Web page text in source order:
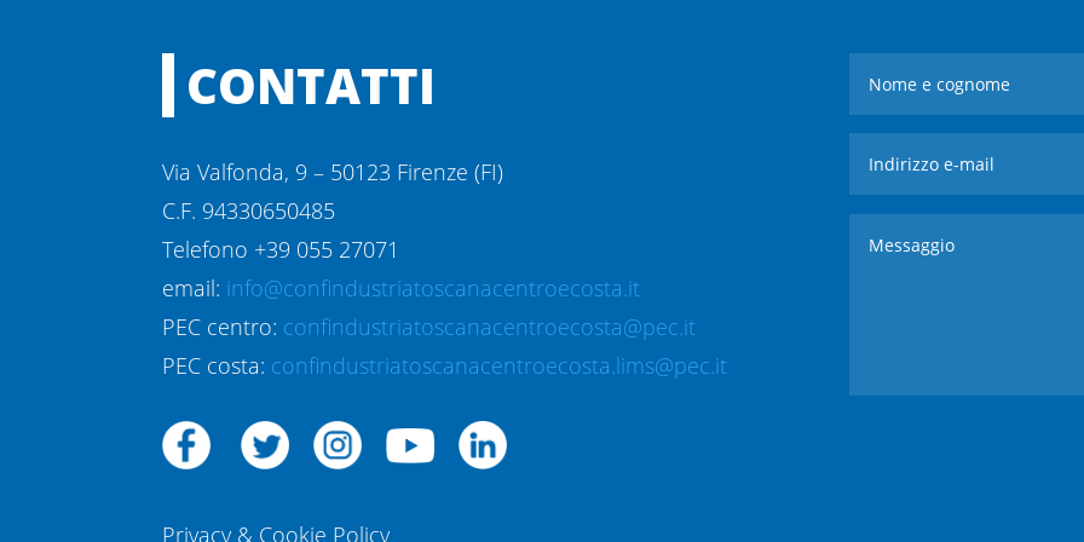
CONTATTI
Via Valfonda, 9 – 50123 Firenze (FI)
C.F. 94330650485
Telefono +39 055 27071
email: info@confindustriatoscanacentroecosta.it
PEC centro: confindustriatoscanacentroecosta@pec.it
PEC costa: confindustriatoscanacentroecosta.lims@pec.it
Privacy & Cookie Policy